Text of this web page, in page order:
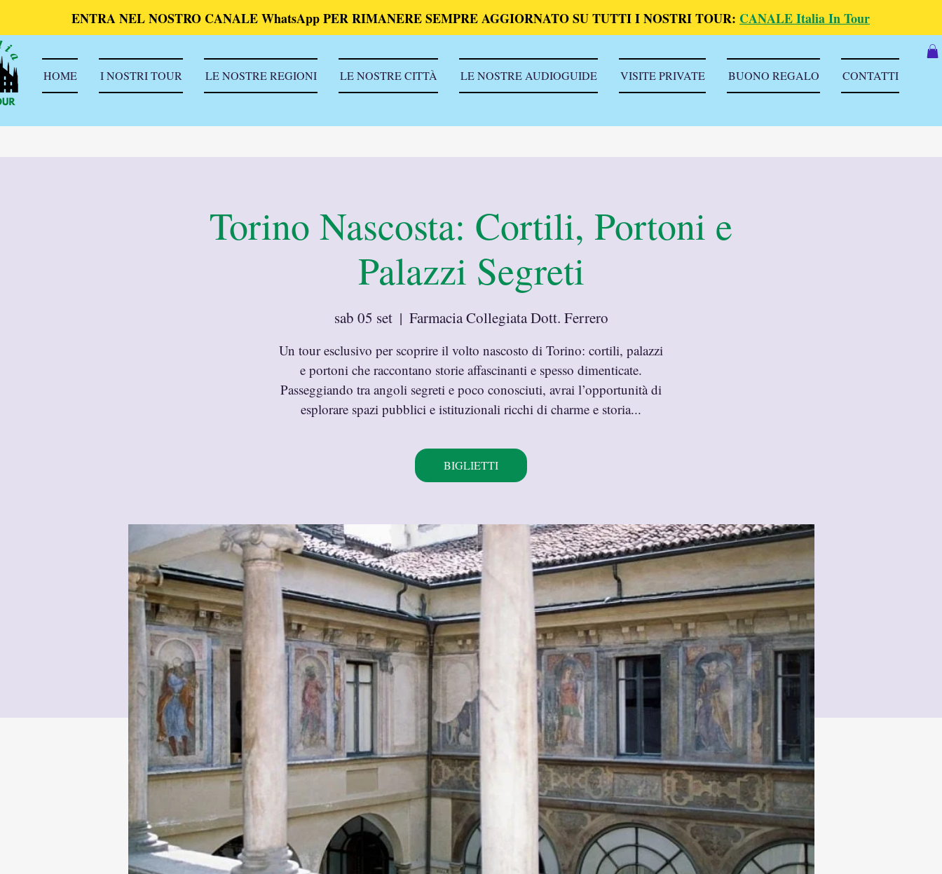
ENTRA NEL NOSTRO CANALE WhatsApp PER RIMANERE SEMPRE AGGIORNATO SU TUTTI I NOSTRI TOUR: CANALE Italia In Tour
HOME I NOSTRI TOUR LE NOSTRE REGIONI LE NOSTRE CITTÀ LE NOSTRE AUDIOGUIDE VISITE PRIVATE BUONO REGALO CONTATTI
Torino Nascosta: Cortili, Portoni e
Palazzi Segreti
sab 05 set
  |
Farmacia Collegiata Dott. Ferrero
Un tour esclusivo per scoprire il volto nascosto di Torino: cortili, palazzi
e portoni che raccontano storie affascinanti e spesso dimenticate.
Passeggiando tra angoli segreti e poco conosciuti, avrai l’opportunità di
esplorare spazi pubblici e istituzionali ricchi di charme e storia...
BIGLIETTI